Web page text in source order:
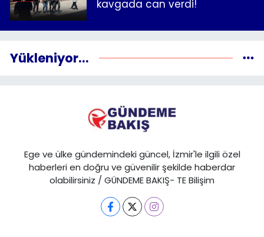
kavgada can verdi!
Yükleniyor...
Ege ve ülke gündemindeki güncel, İzmir'le ilgili özel
haberleri en doğru ve güvenilir şekilde haberdar
olabilirsiniz / GÜNDEME BAKIŞ- TE Bilişim